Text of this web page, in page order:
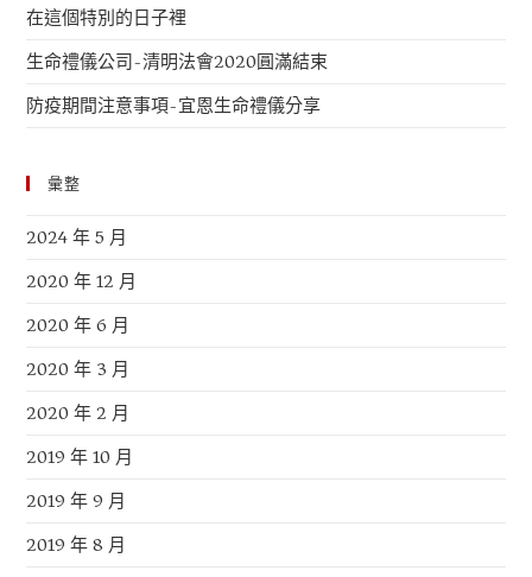
在這個特別的日子裡
生命禮儀公司-清明法會2020圓滿結束
防疫期間注意事項-宜恩生命禮儀分享
彙整
2024 年 5 月
2020 年 12 月
2020 年 6 月
2020 年 3 月
2020 年 2 月
2019 年 10 月
2019 年 9 月
2019 年 8 月